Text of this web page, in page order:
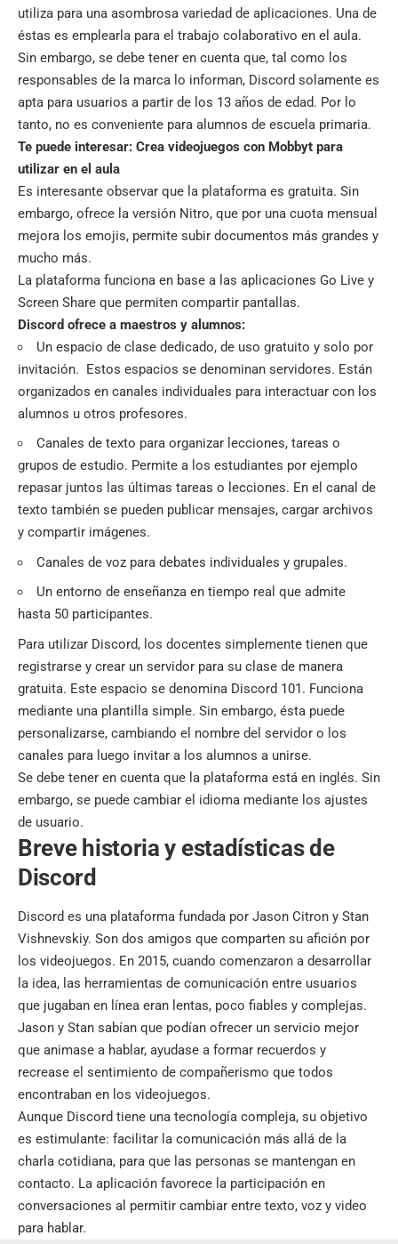
utiliza para una asombrosa variedad de aplicaciones. Una de
éstas es emplearla para el trabajo colaborativo en el aula.
Sin embargo, se debe tener en cuenta que, tal como los
responsables de la marca lo informan, Discord solamente es
apta para usuarios a partir de los 13 años de edad. Por lo
tanto, no es conveniente para alumnos de escuela primaria.
Te puede interesar: Crea videojuegos con Mobbyt para
utilizar en el aula
Es interesante observar que la plataforma es gratuita. Sin
embargo, ofrece la versión Nitro, que por una cuota mensual
mejora los emojis, permite subir documentos más grandes y
mucho más.
La plataforma funciona en base a las aplicaciones Go Live y
Screen Share que permiten compartir pantallas.
Discord ofrece a maestros y alumnos:
Un espacio de clase dedicado, de uso gratuito y solo por
invitación. Estos espacios se denominan servidores. Están
organizados en canales individuales para interactuar con los
alumnos u otros profesores.
Canales de texto para organizar lecciones, tareas o
grupos de estudio. Permite a los estudiantes por ejemplo
repasar juntos las últimas tareas o lecciones. En el canal de
texto también se pueden publicar mensajes, cargar archivos
y compartir imágenes.
Canales de voz para debates individuales y grupales.
Un entorno de enseñanza en tiempo real que admite
hasta 50 participantes.
Para utilizar Discord, los docentes simplemente tienen que
registrarse y crear un servidor para su clase de manera
gratuita. Este espacio se denomina Discord 101. Funciona
mediante una plantilla simple. Sin embargo, ésta puede
personalizarse, cambiando el nombre del servidor o los
canales para luego invitar a los alumnos a unirse.
Se debe tener en cuenta que la plataforma está en inglés. Sin
embargo, se puede cambiar el idioma mediante los ajustes
de usuario.
Breve historia y estadísticas de
Discord
Discord es una plataforma fundada por Jason Citron y Stan
Vishnevskiy. Son dos amigos que comparten su afición por
los videojuegos. En 2015, cuando comenzaron a desarrollar
la idea, las herramientas de comunicación entre usuarios
que jugaban en línea eran lentas, poco fiables y complejas.
Jason y Stan sabían que podían ofrecer un servicio mejor
que animase a hablar, ayudase a formar recuerdos y
recrease el sentimiento de compañerismo que todos
encontraban en los videojuegos.
Aunque Discord tiene una tecnología compleja, su objetivo
es estimulante: facilitar la comunicación más allá de la
charla cotidiana, para que las personas se mantengan en
contacto. La aplicación favorece la participación en
conversaciones al permitir cambiar entre texto, voz y video
para hablar.